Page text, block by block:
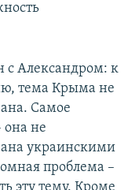
с Александром: к
тема Крыма не
Самое
она не
украинскими
проблема –